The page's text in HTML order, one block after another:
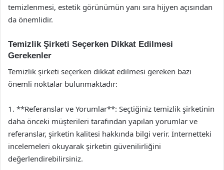
temizlenmesi, estetik görünümün yanı sıra hijyen açısından
da önemlidir.
Temizlik Şirketi Seçerken Dikkat Edilmesi
Gerekenler
Temizlik şirketi seçerken dikkat edilmesi gereken bazı
önemli noktalar bulunmaktadır:
1. **Referanslar ve Yorumlar**: Seçtiğiniz temizlik şirketinin
daha önceki müşterileri tarafından yapılan yorumlar ve
referanslar, şirketin kalitesi hakkında bilgi verir. İnternetteki
incelemeleri okuyarak şirketin güvenilirliğini
değerlendirebilirsiniz.